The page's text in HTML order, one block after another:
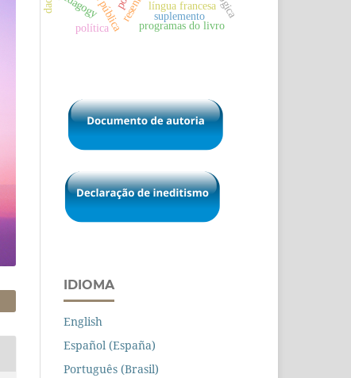
língua francesa
suplemento
programas do livro
política
IDIOMA
English
Español (España)
Português (Brasil)